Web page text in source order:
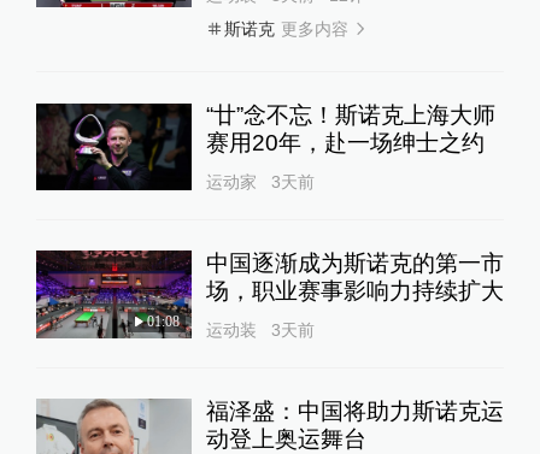
斯诺克 更多内容
“廿”念不忘！斯诺克上海大师
赛用20年，赴一场绅士之约
运动家 3天前
01:08
中国逐渐成为斯诺克的第一市
场，职业赛事影响力持续扩大
运动装 3天前
福泽盛：中国将助力斯诺克运
动登上奥运舞台